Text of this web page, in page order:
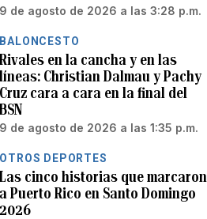
9 de agosto de 2026 a las 3:28 p.m.
BALONCESTO
Rivales en la cancha y en las
líneas: Christian Dalmau y Pachy
Cruz cara a cara en la final del
BSN
9 de agosto de 2026 a las 1:35 p.m.
OTROS DEPORTES
Las cinco historias que marcaron
a Puerto Rico en Santo Domingo
2026